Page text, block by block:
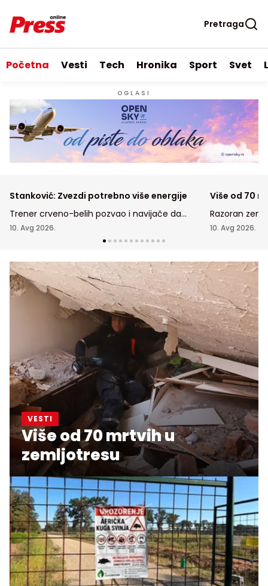
Pretraga
Početna Vesti Tech Hronika Sport Svet
OGLASI
Stanković: Zvezdi potrebno više energije
Trener crveno-belih pozvao i navijače da
pomognu da njegov tim drugačije uđe u
revanš meč protiv izraelskog tima
10. Avg 2026.
Više od 70
Razoran
Kolumbiju,
10. Avg 2026.
VESTI
Više od 70 mrtvih u
zemljotresu